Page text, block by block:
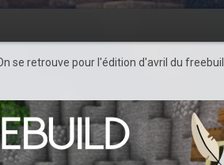
se retrouve pour l'édition d'avril du